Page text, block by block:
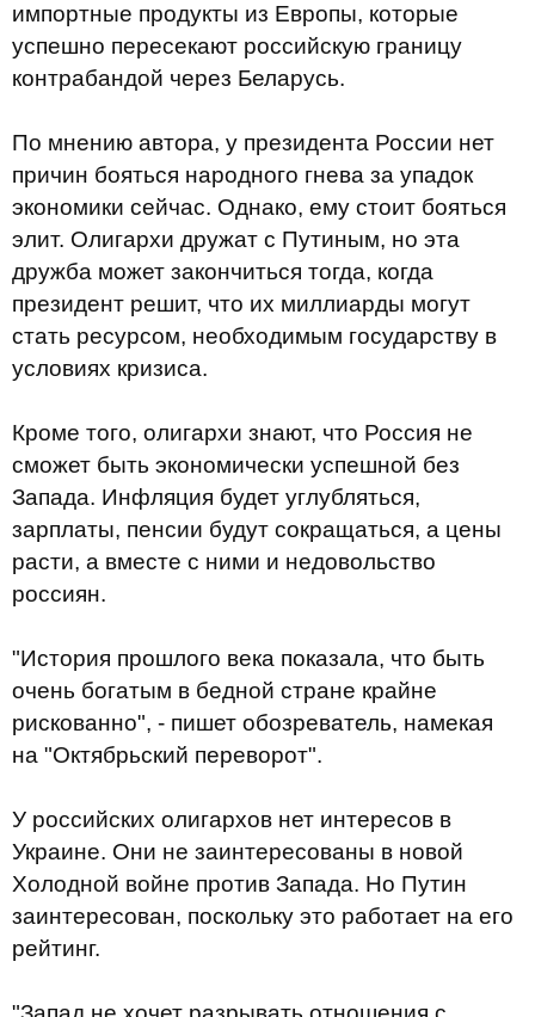
импортные продукты из Европы, которые
успешно пересекают российскую границу
контрабандой через Беларусь.
По мнению автора, у президента России нет
причин бояться народного гнева за упадок
экономики сейчас. Однако, ему стоит бояться
элит. Олигархи дружат с Путиным, но эта
дружба может закончиться тогда, когда
президент решит, что их миллиарды могут
стать ресурсом, необходимым государству в
условиях кризиса.
Кроме того, олигархи знают, что Россия не
сможет быть экономически успешной без
Запада. Инфляция будет углубляться,
зарплаты, пенсии будут сокращаться, а цены
расти, а вместе с ними и недовольство
россиян.
"История прошлого века показала, что быть
очень богатым в бедной стране крайне
рискованно", - пишет обозреватель, намекая
на "Октябрьский переворот".
У российских олигархов нет интересов в
Украине. Они не заинтересованы в новой
Холодной войне против Запада. Но Путин
заинтересован, поскольку это работает на его
рейтинг.